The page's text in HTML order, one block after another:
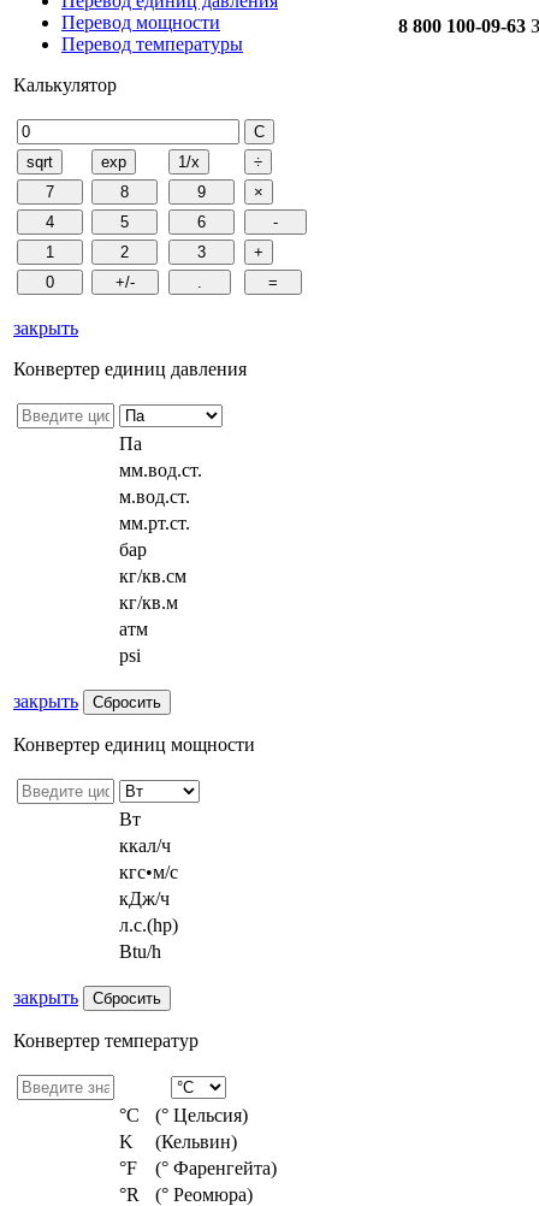
Перевод мощности
Перевод температуры
Калькулятор
закрыть
Конвертер единиц давления
Па
мм.вод.ст.
м.вод.ст.
мм.рт.ст.
бар
кг/кв.см
кг/кв.м
атм
psi
закрыть
Конвертер единиц мощности
Вт
ккал/ч
кгс•м/с
кДж/ч
л.с.(hp)
Btu/h
закрыть
Конвертер температур
°С
(° Цельсия)
K
(Кельвин)
°F
(° Фаренгейта)
°R
(° Реомюра)
8 800 100-09-63